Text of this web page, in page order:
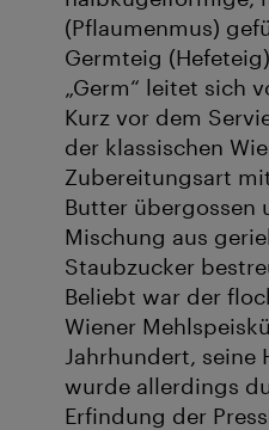
(Pflaumenmus)
Germteig
„Germ“ leitet sich
Kurz vor dem
der klassischen
Zubereitungsart
Butter übergossen
Mischung aus
Staubzucker
Beliebt war der
Wiener
Jahrhundert, seine
wurde allerdings
Erfindung der